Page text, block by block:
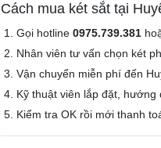
Cách mua két sắt tại
Gọi hotline 0975.739.381
Nhân viên tư vấn chọn két
Vận chuyển miễn phí đến
Kỹ thuật viên lắp đặt, hướng
Kiểm tra OK rồi mới thanh